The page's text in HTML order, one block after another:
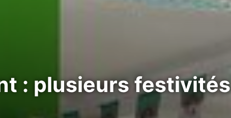
: plusieurs festivités